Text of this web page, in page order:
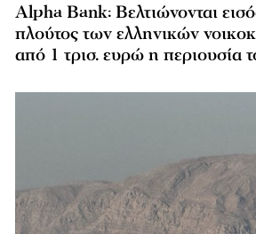
Alpha Bank: Βελτιώνονται
πλούτος των ελληνικών
από 1 τρισ. ευρώ η περιουσία